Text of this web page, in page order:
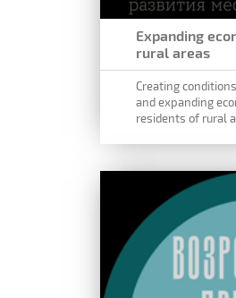
Expanding
rural areas
Creating
and expanding
residents of rural